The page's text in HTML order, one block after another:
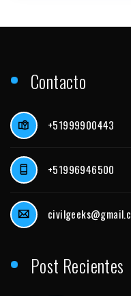
Contacto
+51999900443
+51996946500
Post Recientes